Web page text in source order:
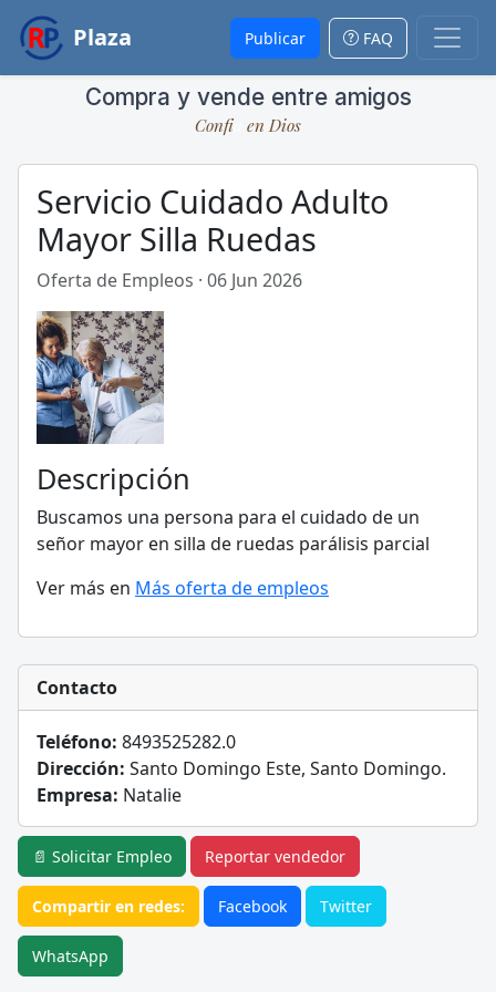
Plaza Publicar FAQ
Compra y vende entre amigos
Conf en Dios
Servicio Cuidado Adulto
Mayor Silla Ruedas
Oferta de Empleos · 06 Jun 2026
Descripción
Buscamos una persona para el cuidado de un
señor mayor en silla de ruedas parálisis parcial
Ver más en Más oferta de empleos
Contacto
Teléfono: 8493525282.0
Dirección: Santo Domingo Este, Santo Domingo.
Empresa: Natalie
📄 Solicitar Empleo Reportar vendedor
Compartir en redes: Facebook Twitter
WhatsApp